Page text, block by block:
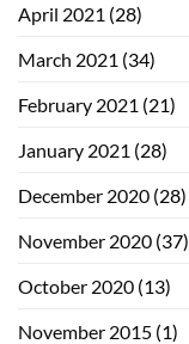
April 2021 (28)
March 2021 (34)
February 2021 (21)
January 2021 (28)
December 2020 (28)
November 2020 (37)
October 2020 (13)
November 2015 (1)